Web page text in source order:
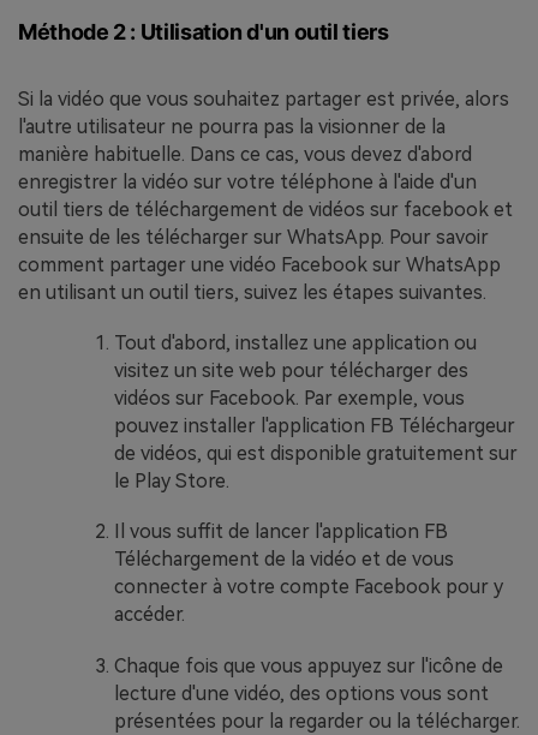
Méthode 2 : Utilisation d'un outil tiers
Si la vidéo que vous souhaitez partager est privée, alors
l'autre utilisateur ne pourra pas la visionner de la
manière habituelle. Dans ce cas, vous devez d'abord
enregistrer la vidéo sur votre téléphone à l'aide d'un
outil tiers de téléchargement de vidéos sur facebook et
ensuite de les télécharger sur WhatsApp. Pour savoir
comment partager une vidéo Facebook sur WhatsApp
en utilisant un outil tiers, suivez les étapes suivantes.
Tout d'abord, installez une application ou
visitez un site web pour télécharger des
vidéos sur Facebook. Par exemple, vous
pouvez installer l'application FB Téléchargeur
de vidéos, qui est disponible gratuitement sur
le Play Store.
Il vous suffit de lancer l'application FB
Téléchargement de la vidéo et de vous
connecter à votre compte Facebook pour y
accéder.
Chaque fois que vous appuyez sur l'icône de
lecture d'une vidéo, des options vous sont
présentées pour la regarder ou la télécharger.